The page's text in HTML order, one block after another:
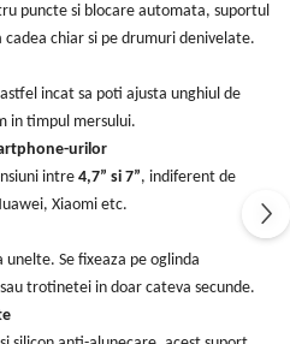
puncte si blocare automata, suportul
chiar si pe drumuri denivelate.
incat sa poti ajusta unghiul de
in timpul mersului.
urilor
intre 4,7” si 7”, indiferent de
Xiaomi etc.
Se fixeaza pe oglinda
trotinetei in doar cateva secunde.